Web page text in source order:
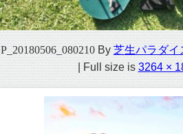
P_20180506_080210 By 芝生パラダイ
| Full size is3264 ×